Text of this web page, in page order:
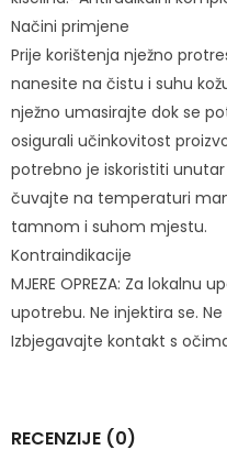
Načini primjene
Prije korištenja nježno
nanesite na čistu i suhu
nježno umasirajte dok se
osigurali učinkovitost
potrebno je iskoristiti
čuvajte na temperaturi
tamnom i suhom mjestu.
Kontraindikacije
MJERE OPREZA: Za lokalnu
upotrebu. Ne injektira se.
Izbjegavajte kontakt s
RECENZIJE (0)